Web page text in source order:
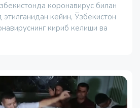
коронавирус билан
этилганидан кейин, Ўзбекистон
кириб келиши ва